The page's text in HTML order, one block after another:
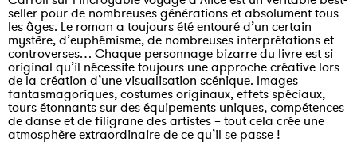
seller pour de nombreuses générations et absolument tous
les âges. Le roman a toujours été entouré d’un certain
mystère, d’euphémisme, de nombreuses interprétations et
controverses… Chaque personnage bizarre du livre est si
original qu’il nécessite toujours une approche créative lors
de la création d’une visualisation scénique. Images
fantasmagoriques, costumes originaux, effets spéciaux,
tours étonnants sur des équipements uniques, compétences
de danse et de filigrane des artistes – tout cela crée une
atmosphère extraordinaire de ce qu’il se passe !